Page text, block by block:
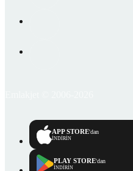
APP STORE'dan
İNDİRİN
PLAY STORE'dan
İNDİRİN